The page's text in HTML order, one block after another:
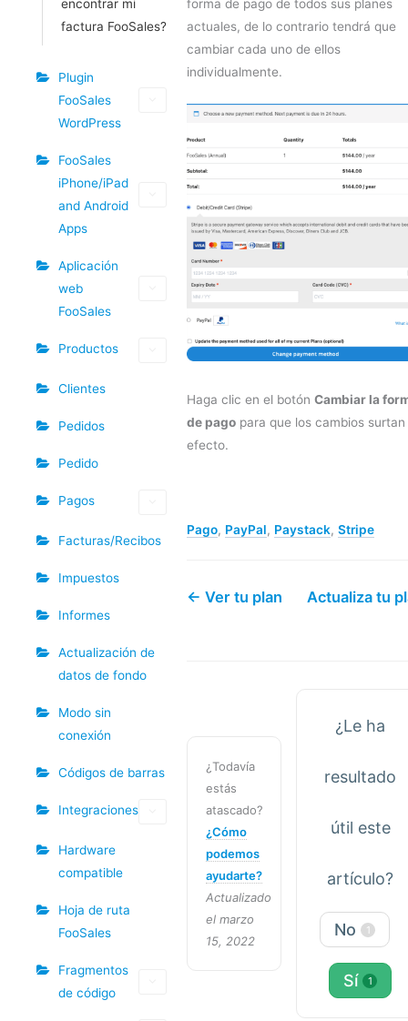
encontrar mi
factura FooSales?
Plugin
FooSales
WordPress
FooSales
iPhone/iPad
and Android
Apps
Aplicación
web
FooSales
Productos
Clientes
Pedidos
Pedido
Pagos
Facturas/Recibos
Impuestos
Informes
Actualización de
datos de fondo
Modo sin
conexión
Códigos de barras
Integraciones
Hardware
compatible
Hoja de ruta
FooSales
Fragmentos
de código
forma de pago de todos sus planes
actuales, de lo contrario tendrá que
cambiar cada uno de ellos
individualmente.
Haga clic en el botón Cambiar la
de pago para que los cambios surtan
efecto.
Pago, PayPal, Paystack, Stripe
← Ver tu plan Actualiza tu
¿Todavía
estás
atascado?
¿Cómo
podemos
ayudarte?
Actualizado
el marzo
15, 2022
¿Le ha
resultado
útil este
artículo?
No 1
Sí 1